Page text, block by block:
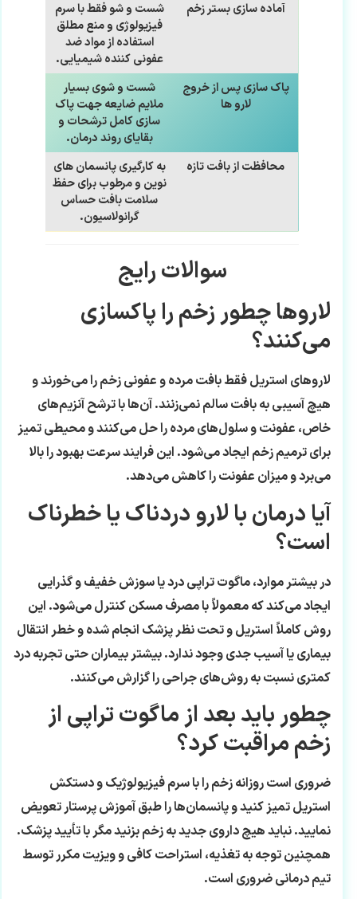
آماده سازی بستر زخم
شست و شو فقط با سرم
فیزیولوژی و منع مطلق
استفاده از مواد ضد
عفونی کننده شیمیایی.
پاک سازی پس از خروج
لارو ها
شست و شوی بسیار
ملایم ضایعه جهت پاک
سازی کامل ترشحات و
بقایای روند درمان.
محافظت از بافت تازه
به کارگیری پانسمان های
نوین و مرطوب برای حفظ
سلامت بافت حساس
گرانولاسیون.
سوالات رایج
لاروها چطور زخم را پاکسازی
می‌کنند؟
لاروهای استریل فقط بافت مرده و عفونی زخم را می‌خورند و
هیچ آسیبی به بافت سالم نمی‌زنند. آن‌ها با ترشح آنزیم‌های
خاص، عفونت و سلول‌های مرده را حل می‌کنند و محیطی تمیز
برای ترمیم زخم ایجاد می‌شود. این فرایند سرعت بهبود را بالا
می‌برد و میزان عفونت را کاهش می‌دهد.
آیا درمان با لارو دردناک یا خطرناک
است؟
در بیشتر موارد، ماگوت تراپی درد یا سوزش خفیف و گذرایی
ایجاد می‌کند که معمولاً با مصرف مسکن کنترل می‌شود. این
روش کاملاً استریل و تحت نظر پزشک انجام شده و خطر انتقال
بیماری یا آسیب جدی وجود ندارد. بیشتر بیماران حتی تجربه درد
کمتری نسبت به روش‌های جراحی را گزارش می‌کنند.
چطور باید بعد از ماگوت تراپی از
زخم مراقبت کرد؟
ضروری است روزانه زخم را با سرم فیزیولوژیک و دستکش
استریل تمیز کنید و پانسمان‌ها را طبق آموزش پرستار تعویض
نمایید. نباید هیچ داروی جدید به زخم بزنید مگر با تأیید پزشک.
همچنین توجه به تغذیه، استراحت کافی و ویزیت مکرر توسط
تیم درمانی ضروری است.